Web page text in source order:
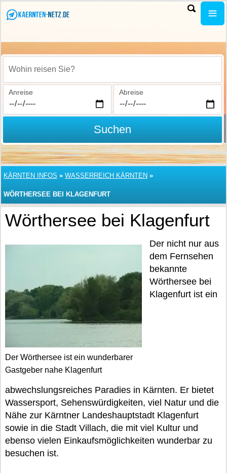
Wohin reisen Sie?
Anreise Abreise
Suchen
KÄRNTEN INFOS » WASSERREICH KÄRNTEN »
WÖRTHERSEE BEI KLAGENFURT
Wörthersee bei Klagenfurt
Der Wörthersee ist ein wunderbarer
Gastgeber nahe Klagenfurt
Der nicht nur aus
dem Fernsehen
bekannte
Wörthersee bei
Klagenfurt ist ein
abwechslungsreiches Paradies in Kärnten. Er bietet
Wassersport, Sehenswürdigkeiten, viel Natur und die
Nähe zur Kärntner Landeshauptstadt Klagenfurt
sowie in die Stadt Villach, die mit viel Kultur und
ebenso vielen Einkaufsmöglichkeiten wunderbar zu
besuchen ist.